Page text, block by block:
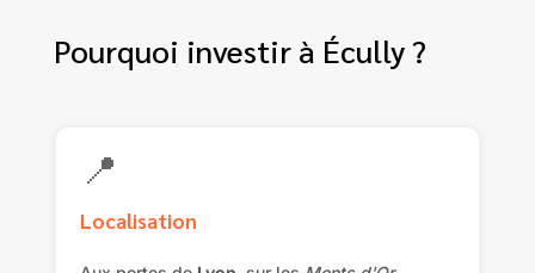
Pourquoi investir à Écully ?
📍
Localisation